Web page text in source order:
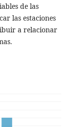
de las
las estaciones
a relacionar